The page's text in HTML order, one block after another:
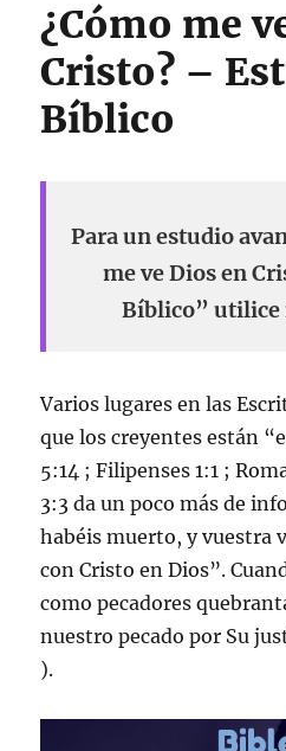
¿Cómo me
Cristo? –
Bíblico
Para un estudio
me ve Dios en
Bíblico” utilice
Varios lugares en las
que los creyentes están
5:14 ; Filipenses 1:1 ;
3:3 da un poco más de
habéis muerto, y vuestra
con Cristo en Dios”.
como pecadores
nuestro pecado por Su
).